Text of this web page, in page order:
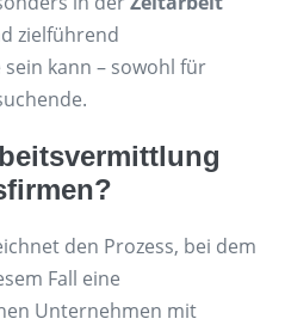
zielführend
kann – sowohl für
den Prozess, bei dem
Fall eine
Unternehmen mit